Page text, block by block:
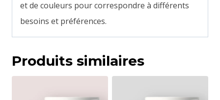
et de couleurs pour correspondre à différents
besoins et préférences.
Produits similaires